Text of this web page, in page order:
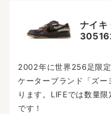
ナイキ
2002年に世界256足限
ケーターブランド「ズ
ります。LIFEでは数量
です！